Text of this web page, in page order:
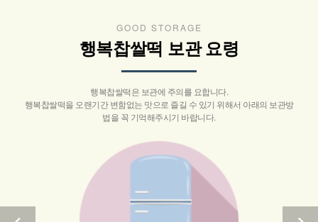
GOOD STORAGE
행복찹쌀떡 보관 요령
행복찹쌀떡은 보관에 주의를 요합니다.
행복찹쌀떡을 오랜기간 변함없는 맛으로 즐길 수 있기 위해서 아래의 보관방
법을 꼭 기억해주시기 바랍니다.